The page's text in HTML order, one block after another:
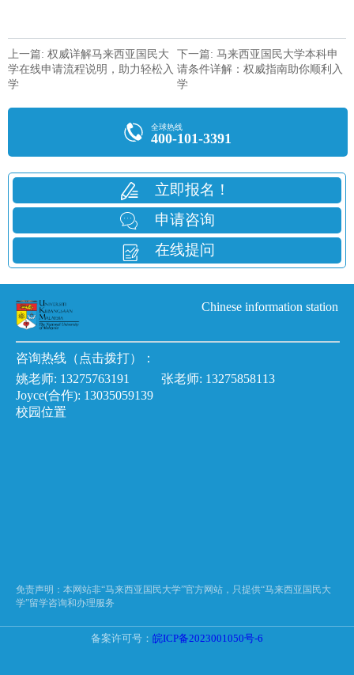
上一篇: 权威详解马来西亚国民大
学在线申请流程说明，助力轻松入
学
下一篇: 马来西亚国民大学本科申
请条件详解：权威指南助你顺利入
学
全球热线
400-101-3391
立即报名！
申请咨询
在线提问
Chinese information station
咨询热线（点击拨打）：
姚老师: 13275763191 张老师: 13275858113
Joyce(合作): 13035059139
校园位置
免责声明：本网站非“马来西亚国民大学”官方网站，只提供“马来西亚国民大
学”留学咨询和办理服务
备案许可号： 皖ICP备2023001050号-6